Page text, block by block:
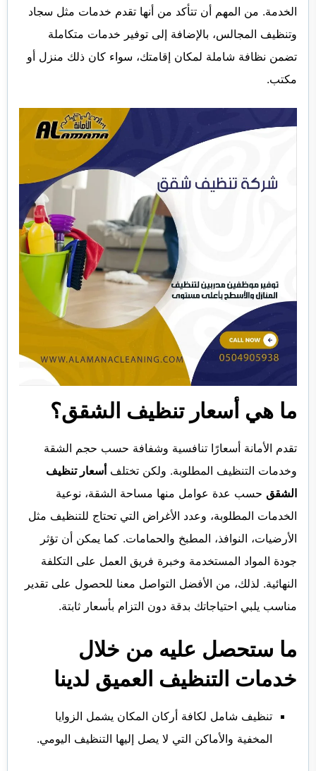
الخدمة. من المهم أن تتأكد من أنها تقدم خدمات مثل سجاد
وتنظيف المجالس، بالإضافة إلى توفير خدمات متكاملة
تضمن نظافة شاملة لمكان إقامتك، سواء كان ذلك منزل أو
مكتب.
ما هي أسعار تنظيف الشقق؟
تقدم الأمانة أسعارًا تنافسية وشفافة حسب حجم الشقة
وخدمات التنظيف المطلوبة. ولكن تختلف أسعار تنظيف
الشقق حسب عدة عوامل منها مساحة الشقة، نوعية
الخدمات المطلوبة، وعدد الأغراض التي تحتاج للتنظيف مثل
الأرضيات، النوافذ، المطبخ والحمامات. كما يمكن أن تؤثر
جودة المواد المستخدمة وخبرة فريق العمل على التكلفة
النهائية. لذلك، من الأفضل التواصل معنا للحصول على تقدير
مناسب يلبي احتياجاتك بدقة دون التزام بأسعار ثابتة.
ما ستحصل عليه من خلال
خدمات التنظيف العميق لدينا
تنظيف شامل لكافة أركان المكان يشمل الزوايا
المخفية والأماكن التي لا يصل إليها التنظيف اليومي.